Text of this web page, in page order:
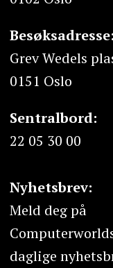
Besøksadresse:
Grev Wedels
0151 Oslo
Sentralbord:
22 05 30 00
Nyhetsbrev:
Meld deg på
daglige